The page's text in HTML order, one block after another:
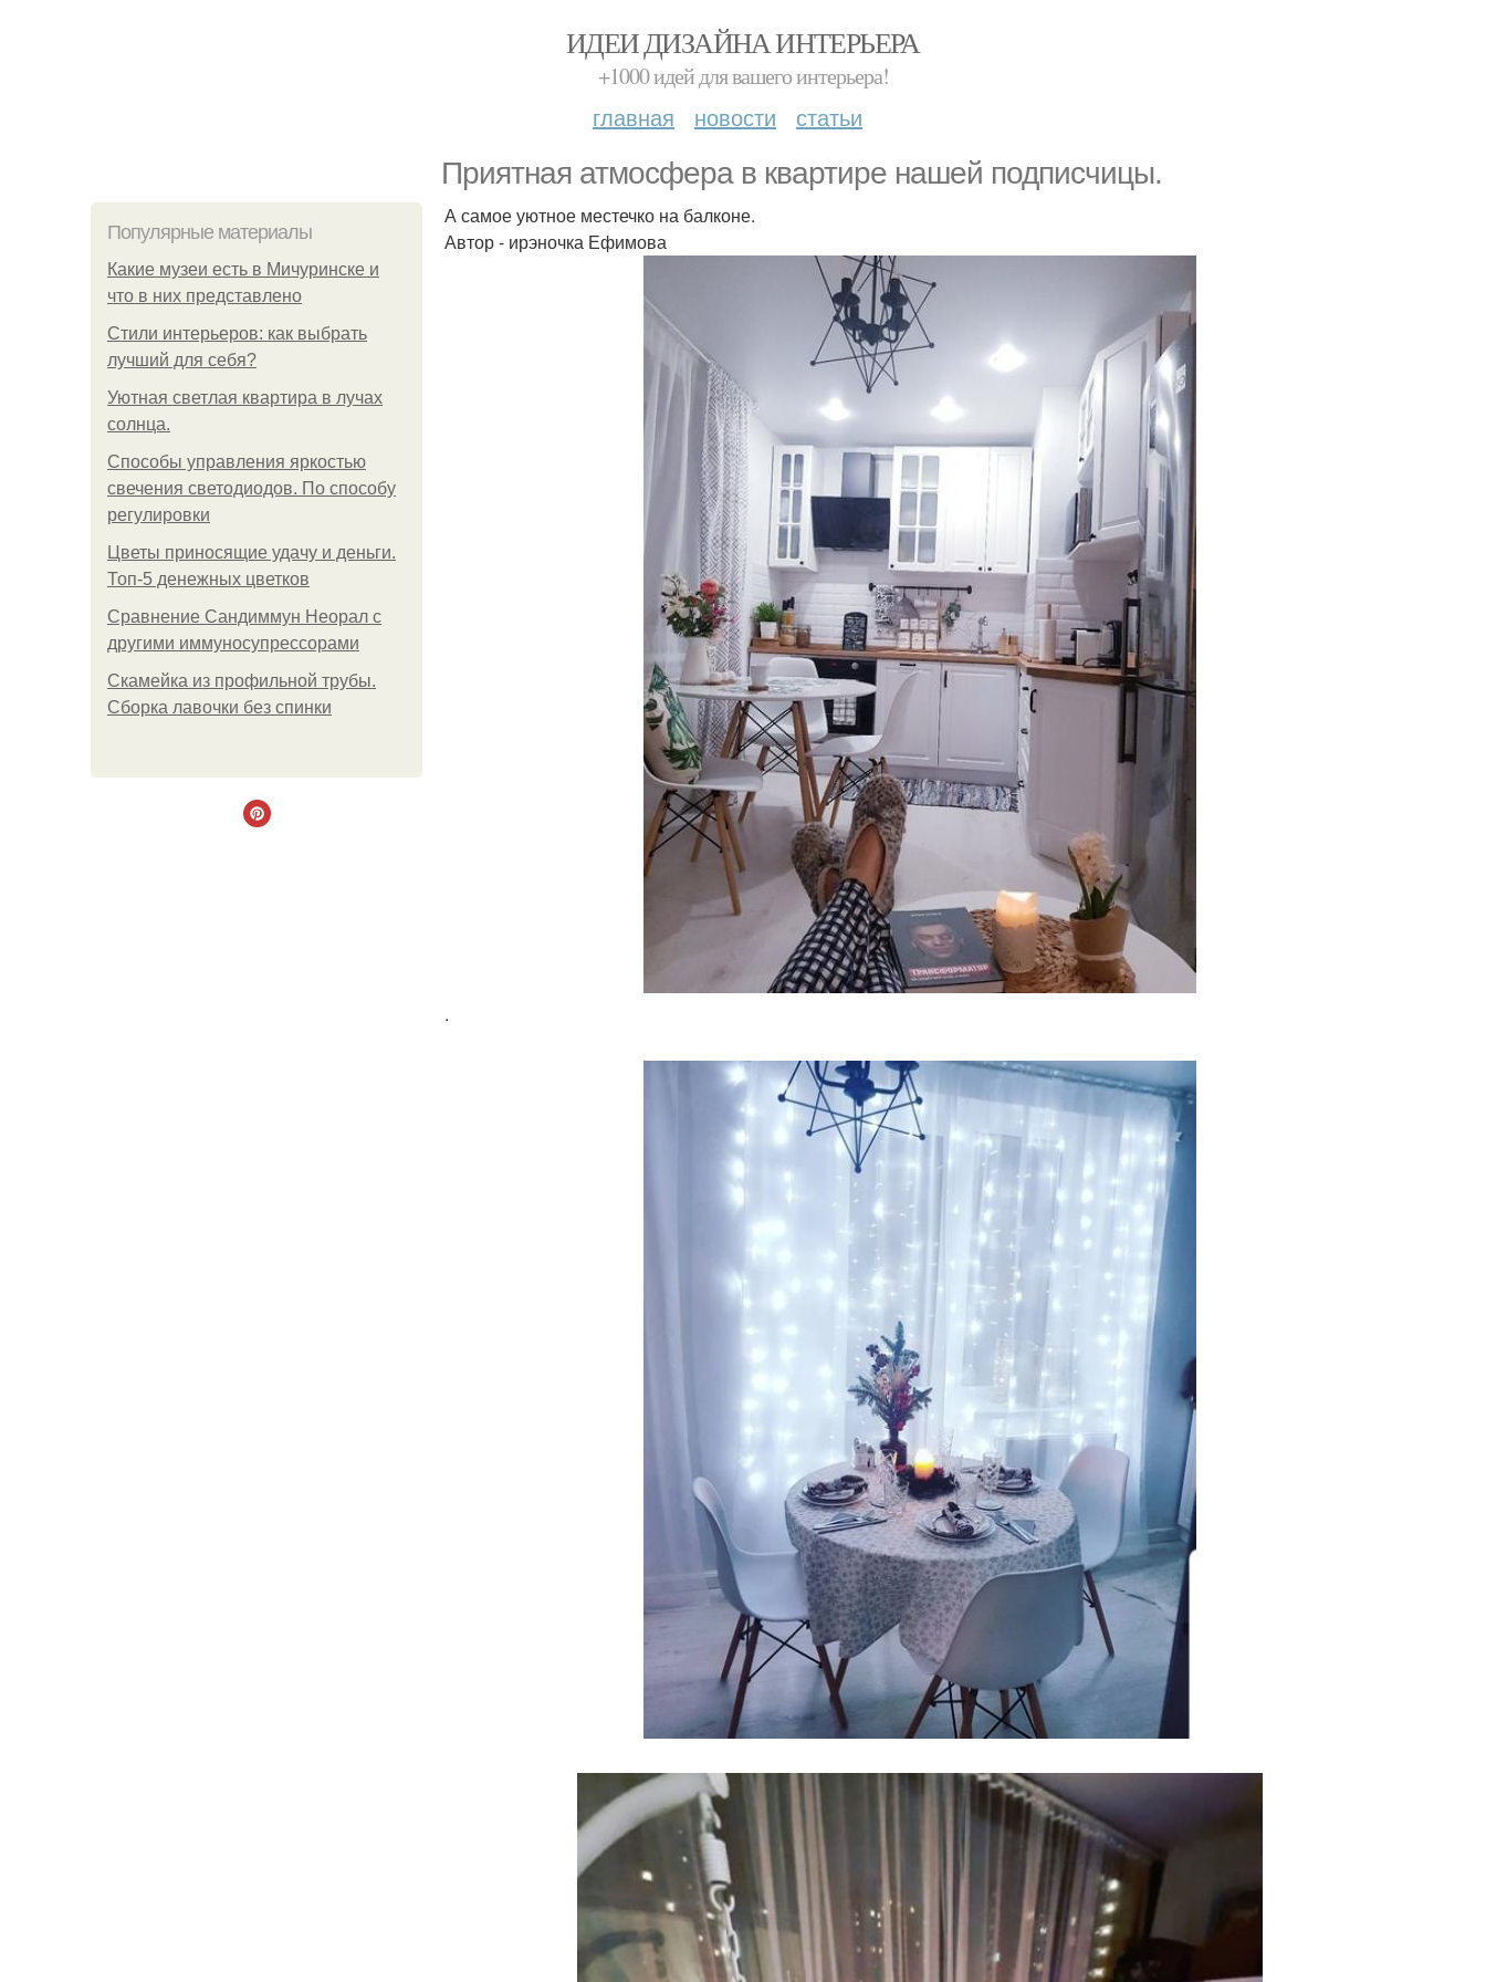
ИДЕИ ДИЗАЙНА ИНТЕРЬЕРА
+1000 идей для вашего интерьера!
главная новости статьи
Приятная атмосфера в квартире нашей подписчицы.
Популярные материалы
Какие музеи есть в Мичуринске и
что в них представлено
Стили интерьеров: как выбрать
лучший для себя?
Уютная светлая квартира в лучах
солнца.
Способы управления яркостью
свечения светодиодов. По способу
регулировки
Цветы приносящие удачу и деньги.
Топ-5 денежных цветков
Сравнение Сандиммун Неорал с
другими иммуносупрессорами
Скамейка из профильной трубы.
Сборка лавочки без спинки
А самое уютное местечко на балконе.
Автор - ирэночка Ефимова
.